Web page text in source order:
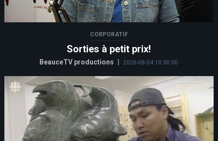
CORPORATIF
Sorties à petit prix!
BeauceTV productions 2026-08-04 10:30:00